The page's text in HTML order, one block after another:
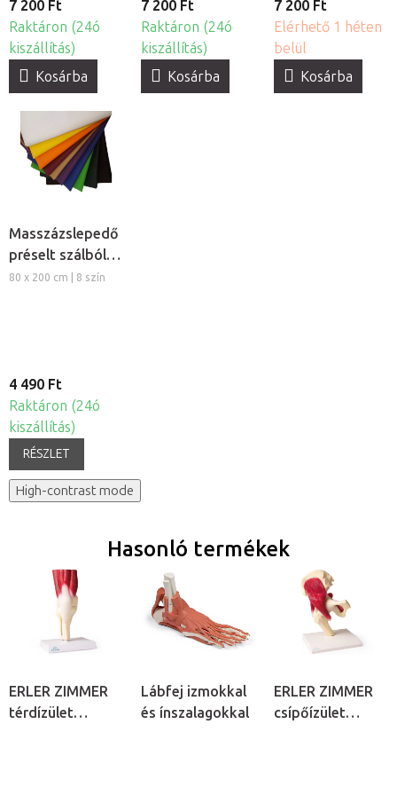
7 200 Ft
Raktáron (24ó
kiszállítás)
Kosárba
7 200 Ft
Raktáron (24ó
kiszállítás)
Kosárba
7 200 Ft
Elérhető 1 héten
belül
Kosárba
Masszázslepedő
préselt szálból,
5db
80 x 200 cm | 8 szín
4 490 Ft
Raktáron (24ó
kiszállítás)
RÉSZLET
High-contrast mode
Hasonló termékek
ERLER ZIMMER
térdízület
Lábfej izmokkal
és ínszalagokkal
ERLER ZIMMER
csípőízület